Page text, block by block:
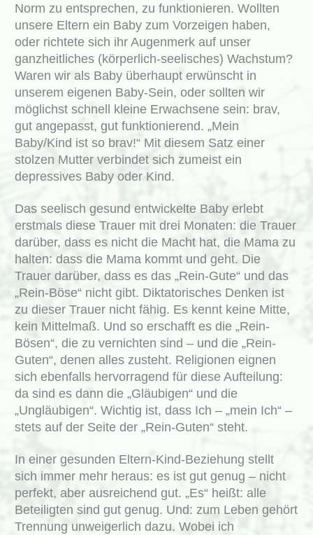
Norm zu entsprechen, zu funktionieren. Wollten
unsere Eltern ein Baby zum Vorzeigen haben,
oder richtete sich ihr Augenmerk auf unser
ganzheitliches (körperlich-seelisches) Wachstum?
Waren wir als Baby überhaupt erwünscht in
unserem eigenen Baby-Sein, oder sollten wir
möglichst schnell kleine Erwachsene sein: brav,
gut angepasst, gut funktionierend. „Mein
Baby/Kind ist so brav!“ Mit diesem Satz einer
stolzen Mutter verbindet sich zumeist ein
depressives Baby oder Kind.
Das seelisch gesund entwickelte Baby erlebt
erstmals diese Trauer mit drei Monaten: die Trauer
darüber, dass es nicht die Macht hat, die Mama zu
halten: dass die Mama kommt und geht. Die
Trauer darüber, dass es das „Rein-Gute“ und das
„Rein-Böse“ nicht gibt. Diktatorisches Denken ist
zu dieser Trauer nicht fähig. Es kennt keine Mitte,
kein Mittelmaß. Und so erschafft es die „Rein-
Bösen“, die zu vernichten sind – und die „Rein-
Guten“, denen alles zusteht. Religionen eignen
sich ebenfalls hervorragend für diese Aufteilung:
da sind es dann die „Gläubigen“ und die
„Ungläubigen“. Wichtig ist, dass Ich – „mein Ich“ –
stets auf der Seite der „Rein-Guten“ steht.
In einer gesunden Eltern-Kind-Beziehung stellt
sich immer mehr heraus: es ist gut genug – nicht
perfekt, aber ausreichend gut. „Es“ heißt: alle
Beteiligten sind gut genug. Und: zum Leben gehört
Trennung unweigerlich dazu. Wobei ich